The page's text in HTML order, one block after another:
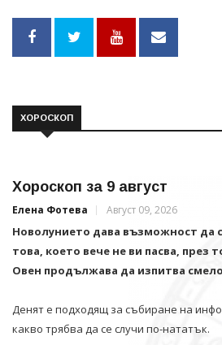
ХОРОСКОП
Хороскоп за 9 август
Елена Фотева Август 09, 2026
Новолунието дава възможност да
това, което вече не ви пасва, през
Овен продължава да изпитва
Денят е подходящ за събиране на
какво трябва да се случи по-нататък.